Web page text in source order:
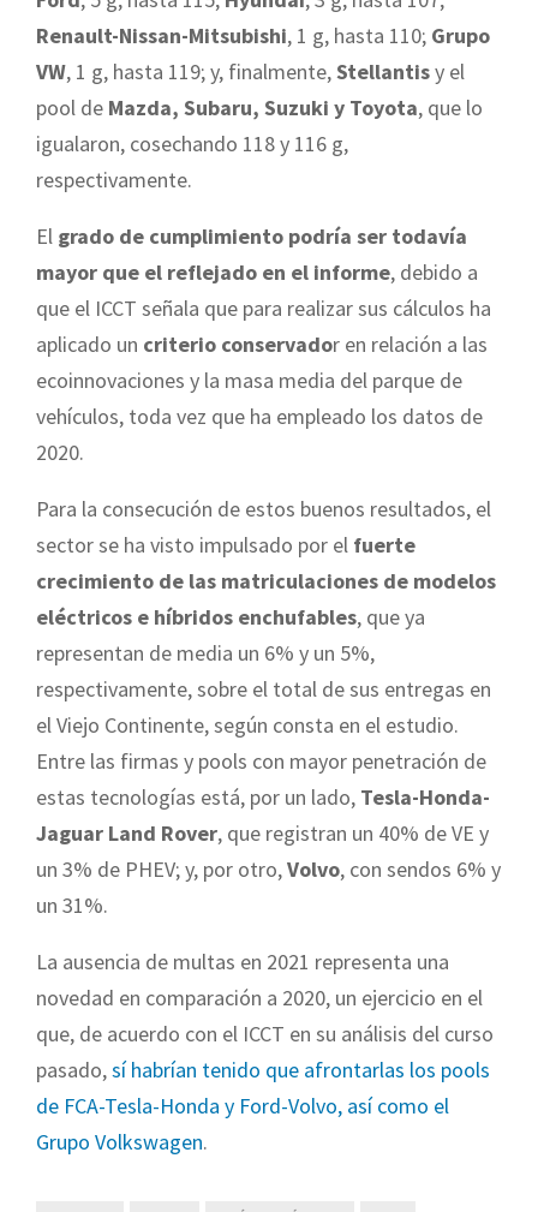
Renault-Nissan-Mitsubishi, 1 g, hasta 110; Grupo
VW, 1 g, hasta 119; y, finalmente,Stellantisy el
pool de Mazda, Subaru, Suzuki y Toyota, que lo
igualaron, cosechando 118 y 116 g,
respectivamente.
El grado de cumplimiento podría ser todavía
mayor que el reflejado en el informe, debido a
que el ICCT señala que para realizar sus cálculos ha
aplicado un criterio conservador en relación a las
ecoinnovaciones y la masa media del parque de
vehículos, toda vez que ha empleado los datos de
2020.
Para la consecución de estos buenos resultados, el
sector se ha visto impulsado por el fuerte
crecimiento de las matriculaciones de modelos
eléctricos e híbridos enchufables, que ya
representan de media un 6% y un 5%,
respectivamente, sobre el total de sus entregas en
el Viejo Continente, según consta en el estudio.
Entre las firmas y pools con mayor penetración de
estas tecnologías está, por un lado, Tesla-Honda-
Jaguar Land Rover, que registran un 40% de VE y
un 3% de PHEV; y, por otro,Volvo, con sendos 6% y
un 31%.
La ausencia de multas en 2021 representa una
novedad en comparación a 2020, un ejercicio en el
que, de acuerdo con el ICCT en su análisis del curso
pasado,sí habrían tenido que afrontarlas los pools
de FCA-Tesla-Honda y Ford-Volvo, así como el
Grupo Volkswagen.